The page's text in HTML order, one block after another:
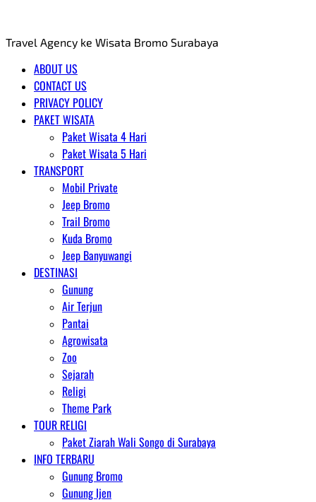
Travel Agency ke Wisata Bromo Surabaya
ABOUT US
CONTACT US
PRIVACY POLICY
PAKET WISATA
Paket Wisata 4 Hari
Paket Wisata 5 Hari
TRANSPORT
Mobil Private
Jeep Bromo
Trail Bromo
Kuda Bromo
Jeep Banyuwangi
DESTINASI
Gunung
Air Terjun
Pantai
Agrowisata
Zoo
Sejarah
Religi
Theme Park
TOUR RELIGI
Paket Ziarah Wali Songo di Surabaya
INFO TERBARU
Gunung Bromo
Gunung Ijen